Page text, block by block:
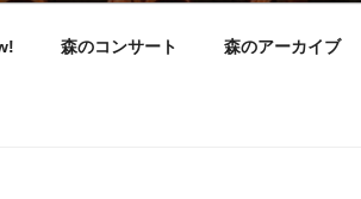
森のコンサート 森のアーカイブ